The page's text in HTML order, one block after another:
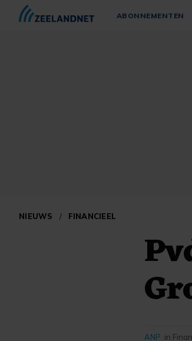
ABONNEMENTEN
NIEUWS / FINANCIEEL
ANP in